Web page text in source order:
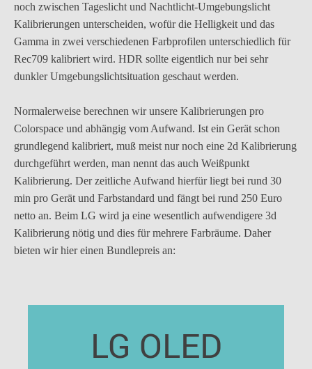
noch zwischen Tageslicht und Nachtlicht-Umgebungslicht
Kalibrierungen unterscheiden, wofür die Helligkeit und das
Gamma in zwei verschiedenen Farbprofilen unterschiedlich für
Rec709 kalibriert wird. HDR sollte eigentlich nur bei sehr
dunkler Umgebungslichtsituation geschaut werden.
Normalerweise berechnen wir unsere Kalibrierungen pro
Colorspace und abhängig vom Aufwand. Ist ein Gerät schon
grundlegend kalibriert, muß meist nur noch eine 2d Kalibrierung
durchgeführt werden, man nennt das auch Weißpunkt
Kalibrierung. Der zeitliche Aufwand hierfür liegt bei rund 30
min pro Gerät und Farbstandard und fängt bei rund 250 Euro
netto an. Beim LG wird ja eine wesentlich aufwendigere 3d
Kalibrierung nötig und dies für mehrere Farbräume. Daher
bieten wir hier einen Bundlepreis an:
LG OLED